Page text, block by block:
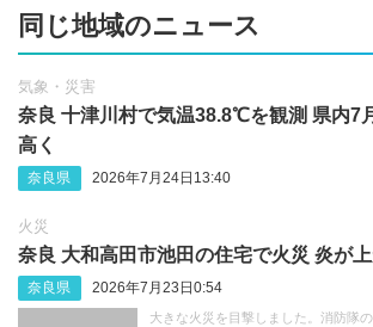
同じ地域のニュース
気象・災害
奈良 十津川村で気温38.8℃を観測 県内7
高く
奈良県 2026年7月24日13:40
火災
奈良 大和高田市池田の住宅で火災 炎が
奈良県 2026年7月23日0:54
大きな火災を目撃しました。消防隊